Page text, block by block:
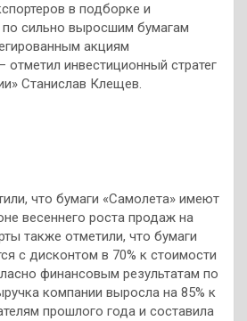
в подборке и
сильно выросшим бумагам
акциям
отметил инвестиционный стратег
Станислав Клещев.
что бумаги «Самолета» имеют
весеннего роста продаж на
также отметили, что бумаги
с дисконтом в 70% к стоимости
финансовым результатам по
компании выросла на 85% к
прошлого года и составила